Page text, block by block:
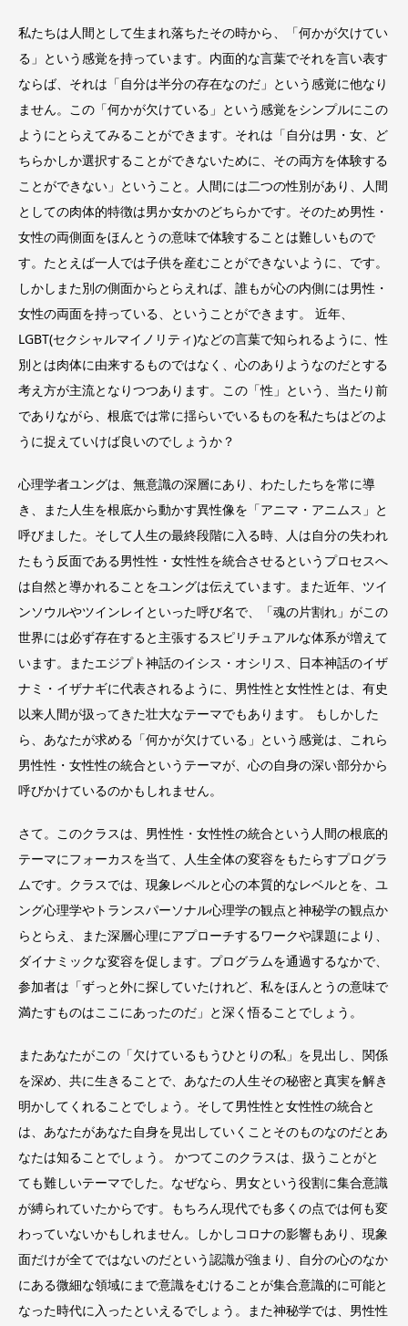
私たちは人間として生まれ落ちたその時から、「何かが欠けてい
る」という感覚を持っています。内面的な言葉でそれを言い表す
ならば、それは「自分は半分の存在なのだ」という感覚に他なり
ません。この「何かが欠けている」という感覚をシンプルにこの
ようにとらえてみることができます。それは「自分は男・女、ど
ちらかしか選択することができないために、その両方を体験する
ことができない」ということ。人間には二つの性別があり、人間
としての肉体的特徴は男か女かのどちらかです。そのため男性・
女性の両側面をほんとうの意味で体験することは難しいもので
す。たとえば一人では子供を産むことができないように、です。
しかしまた別の側面からとらえれば、誰もが心の内側には男性・
女性の両面を持っている、ということができます。 近年、
LGBT(セクシャルマイノリティ)などの言葉で知られるように、性
別とは肉体に由来するものではなく、心のありようなのだとする
考え方が主流となりつつあります。この「性」という、当たり前
でありながら、根底では常に揺らいでいるものを私たちはどのよ
うに捉えていけば良いのでしょうか？
心理学者ユングは、無意識の深層にあり、わたしたちを常に導
き、また人生を根底から動かす異性像を「アニマ・アニムス」と
呼びました。そして人生の最終段階に入る時、人は自分の失われ
たもう反面である男性性・女性性を統合させるというプロセスへ
は自然と導かれることをユングは伝えています。また近年、ツイ
ンソウルやツインレイといった呼び名で、「魂の片割れ」がこの
世界には必ず存在すると主張するスピリチュアルな体系が増えて
います。またエジプト神話のイシス・オシリス、日本神話のイザ
ナミ・イザナギに代表されるように、男性性と女性性とは、有史
以来人間が扱ってきた壮大なテーマでもあります。 もしかした
ら、あなたが求める「何かが欠けている」という感覚は、これら
男性性・女性性の統合というテーマが、心の自身の深い部分から
呼びかけているのかもしれません。
さて。このクラスは、男性性・女性性の統合という人間の根底的
テーマにフォーカスを当て、人生全体の変容をもたらすプログラ
ムです。クラスでは、現象レベルと心の本質的なレベルとを、ユ
ング心理学やトランスパーソナル心理学の観点と神秘学の観点か
らとらえ、また深層心理にアプローチするワークや課題により、
ダイナミックな変容を促します。プログラムを通過するなかで、
参加者は「ずっと外に探していたけれど、私をほんとうの意味で
満たすものはここにあったのだ」と深く悟ることでしょう。
またあなたがこの「欠けているもうひとりの私」を見出し、関係
を深め、共に生きることで、あなたの人生その秘密と真実を解き
明かしてくれることでしょう。そして男性性と女性性の統合と
は、あなたがあなた自身を見出していくことそのものなのだとあ
なたは知ることでしょう。 かつてこのクラスは、扱うことがと
ても難しいテーマでした。なぜなら、男女という役割に集合意識
が縛られていたからです。もちろん現代でも多くの点では何も変
わっていないかもしれません。しかしコロナの影響もあり、現象
面だけが全てではないのだという認識が強まり、自分の心のなか
にある微細な領域にまで意識をむけることが集合意識的に可能と
なった時代に入ったといえるでしょう。また神秘学では、男性性